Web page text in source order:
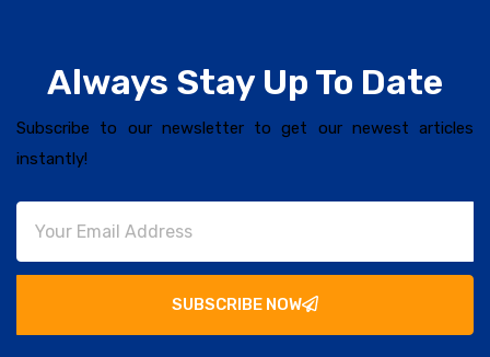
Always Stay Up To Date
Subscribe to our newsletter to get our newest articles
instantly!
SUBSCRIBE NOW